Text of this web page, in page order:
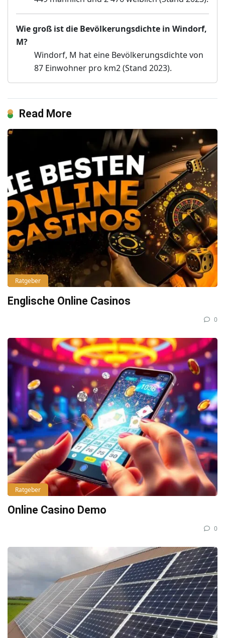
Wie groß ist die Bevölkerungsdichte in Windorf,
M?
Windorf, M hat eine Bevölkerungsdichte von
87 Einwohner pro km2 (Stand 2023).
Read More
Ratgeber
Englische Online Casinos
0
Ratgeber
Online Casino Demo
0